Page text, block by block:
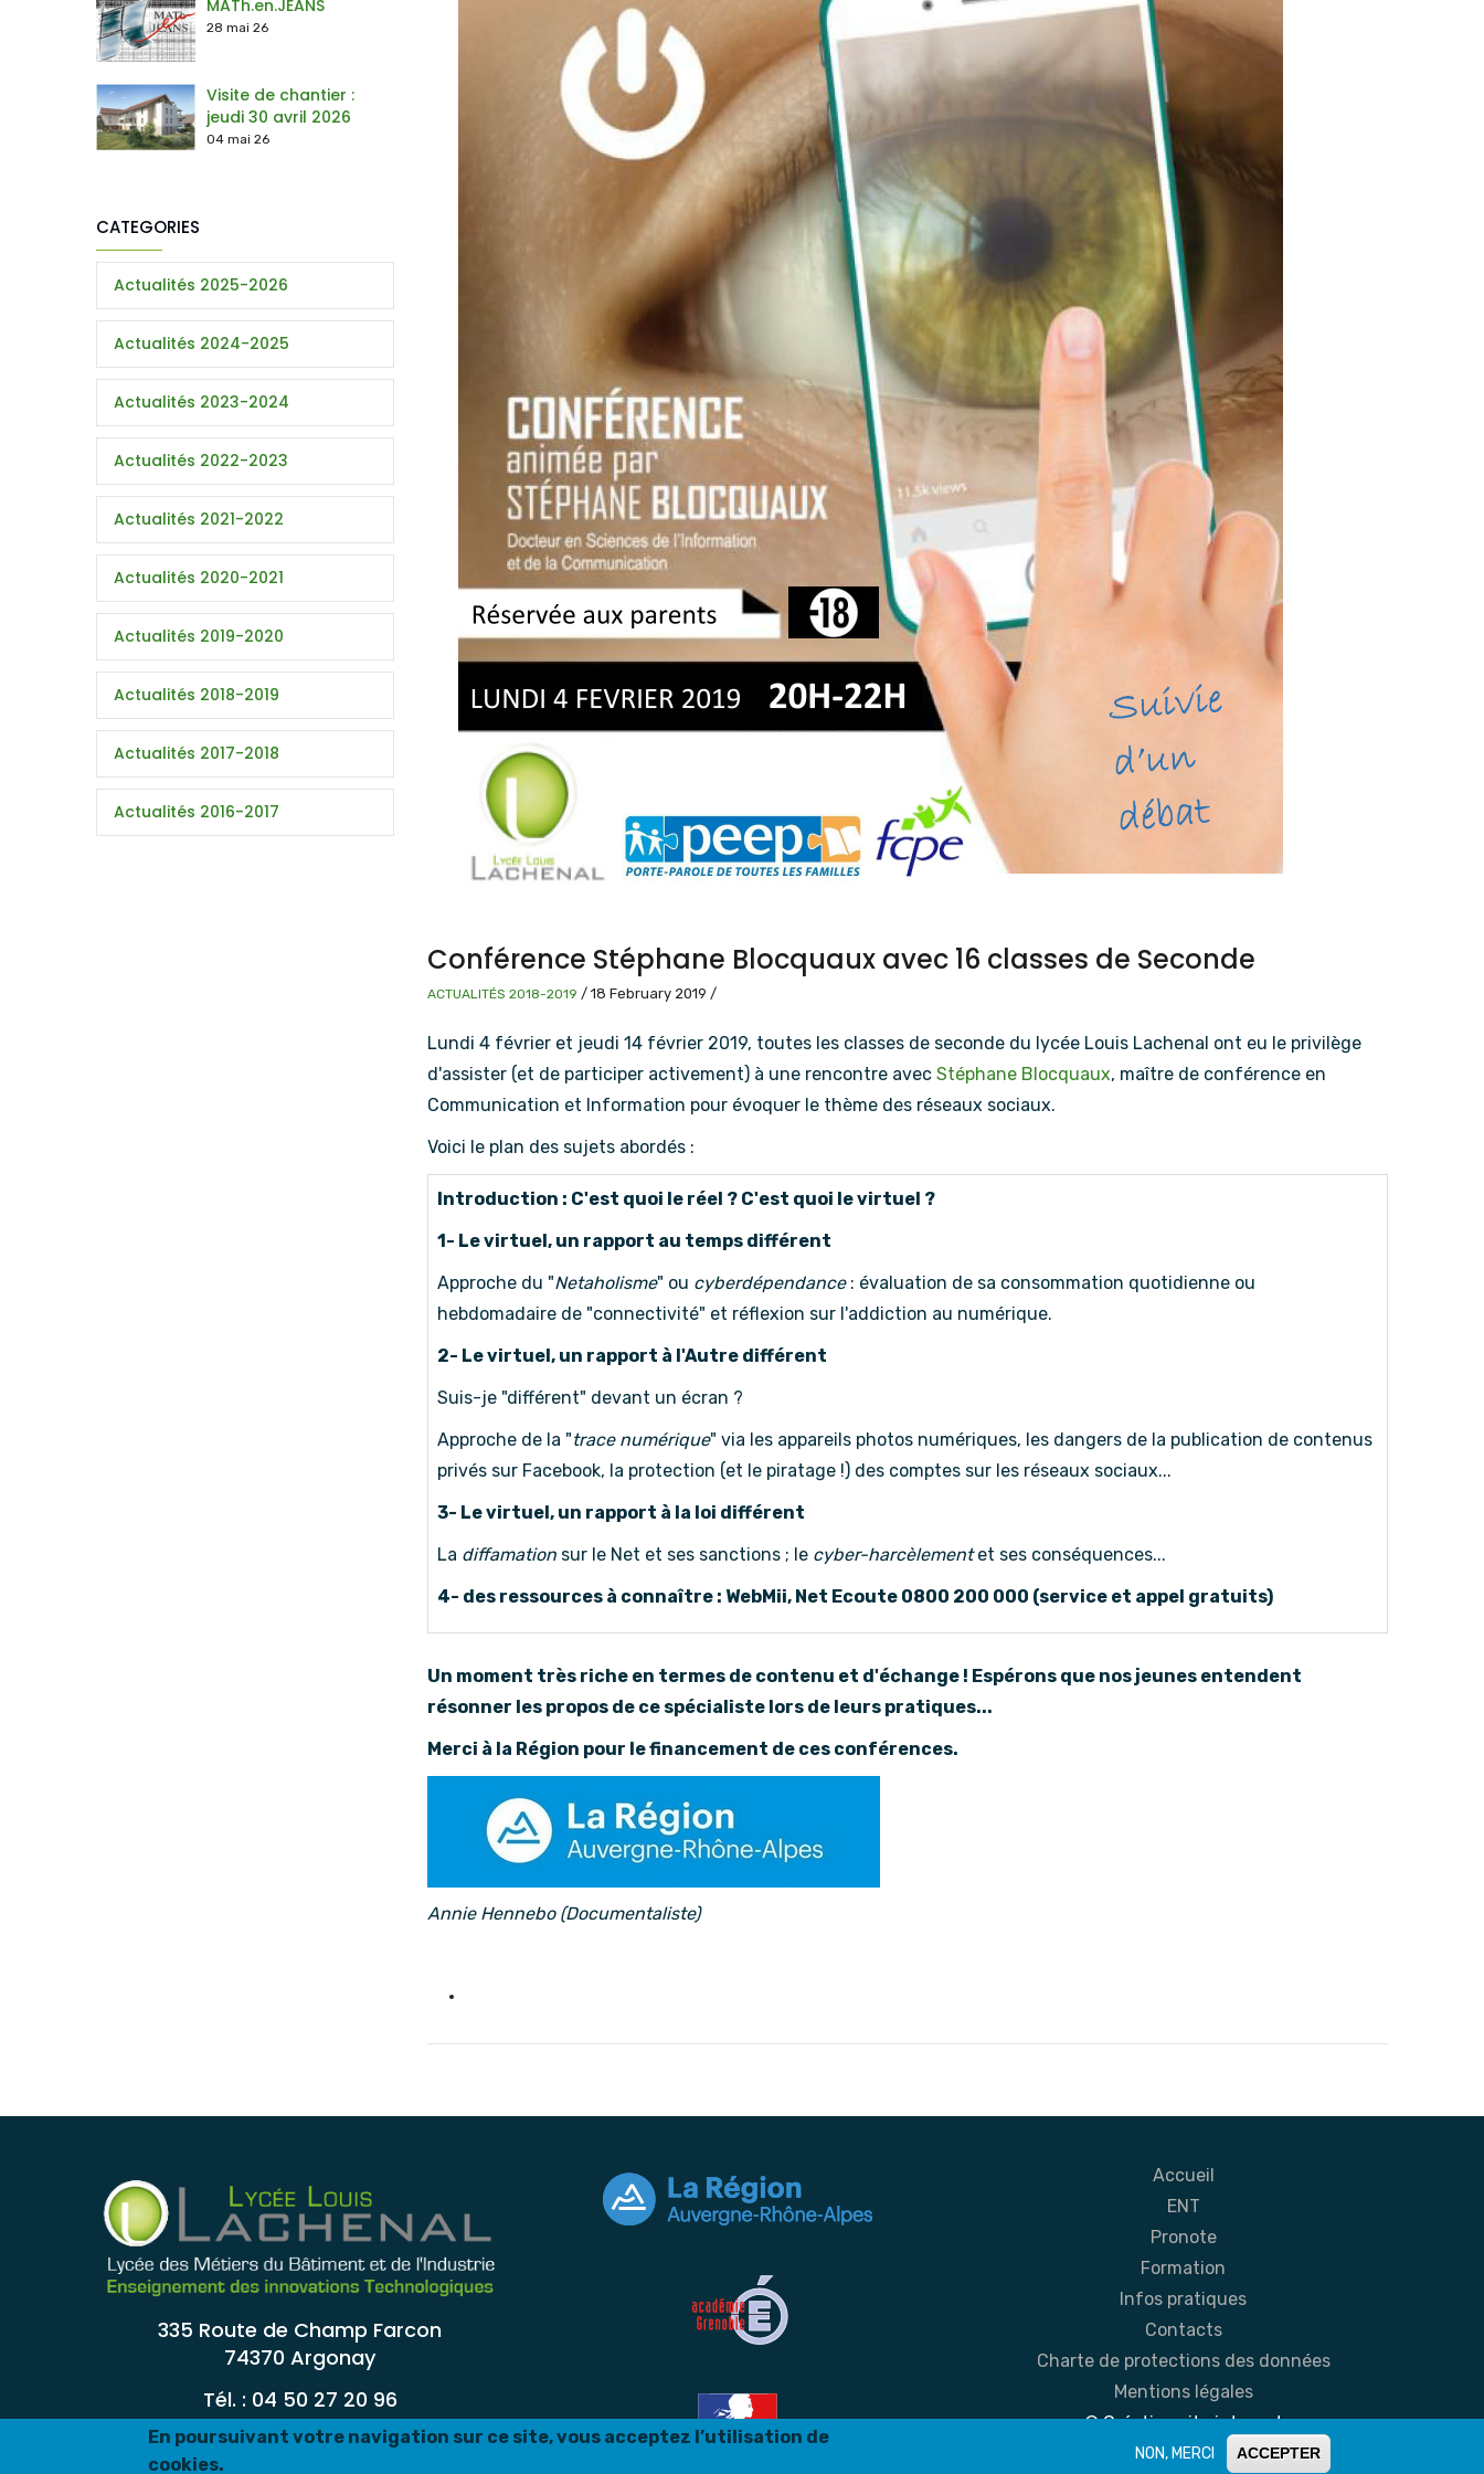
Conférence Stéphane Blocquaux avec 16 classes de Seconde
ACTUALITÉS 2018-2019 / 18 February 2019 /
Lundi 4 février et jeudi 14 février 2019, toutes les classes de seconde du lycée Louis Lachenal ont eu le privilège
d'assister (et de participer activement) à une rencontre avec Stéphane Blocquaux, maître de conférence en
Communication et Information pour évoquer le thème des réseaux sociaux.
Voici le plan des sujets abordés :
Introduction : C'est quoi le réel ? C'est quoi le virtuel ?
1- Le virtuel, un rapport au temps différent
Approche du "Netaholisme" ou cyberdépendance: évaluation de sa consommation quotidienne ou
hebdomadaire de "connectivité" et réflexion sur l'addiction au numérique.
2- Le virtuel, un rapport à l'Autre différent
Suis-je "différent" devant un écran ?
Approche de la "trace numérique" via les appareils photos numériques, les dangers de la publication de contenus
privés sur Facebook, la protection (et le piratage !) des comptes sur les réseaux sociaux...
3- Le virtuel, un rapport à la loi différent
La diffamation sur le Net et ses sanctions ; le cyber-harcèlementet ses conséquences...
4- des ressources à connaître : WebMii, Net Ecoute 0800 200 000 (service et appel gratuits)
Un moment très riche en termes de contenu et d'échange ! Espérons que nos jeunes entendent
résonner les propos de ce spécialiste lors de leurs pratiques...
Merci à la Région pour le financement de ces conférences.
Annie Hennebo (Documentaliste)
MATh.en.JEANS
28 mai 26
Visite de chantier :
jeudi 30 avril 2026
04 mai 26
CATEGORIES
Actualités 2025-2026
Actualités 2024-2025
Actualités 2023-2024
Actualités 2022-2023
Actualités 2021-2022
Actualités 2020-2021
Actualités 2019-2020
Actualités 2018-2019
Actualités 2017-2018
Actualités 2016-2017
335 Route de Champ Farcon
74370 Argonay
Tél. : 04 50 27 20 96
Accueil
ENT
Pronote
Formation
Infos pratiques
Contacts
Charte de protections des données
Mentions légales
© Création site internet
En poursuivant votre navigation sur ce site, vous acceptez l’utilisation de
cookies.
NON, MERCI ACCEPTER